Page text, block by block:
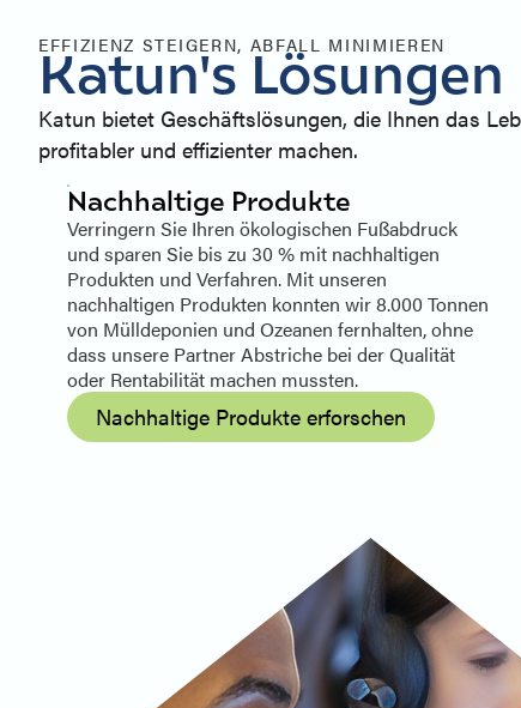
EFFIZIENZ STEIGERN, ABFALL MINIMIEREN
Katun's Lösungen
Katun bietet Geschäftslösungen, die Ihnen das
profitabler und effizienter machen.
Nachhaltige Produkte
Verringern Sie Ihren ökologischen Fußabdruck
und sparen Sie bis zu 30 % mit nachhaltigen
Produkten und Verfahren. Mit unseren
nachhaltigen Produkten konnten wir 8.000 Tonnen
von Mülldeponien und Ozeanen fernhalten, ohne
dass unsere Partner Abstriche bei der Qualität
oder Rentabilität machen mussten.
Nachhaltige Produkte erforschen